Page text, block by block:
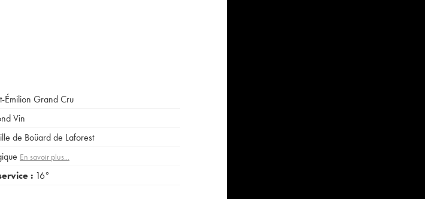
Émilion Grand Cru
Vin
de Boüard de Laforest
En savoir plus...
: 16°